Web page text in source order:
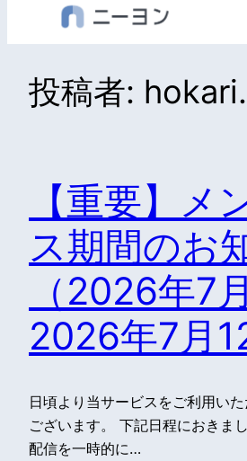
容
投稿者:
【重要】メ
ス期間のお
（2026年7
2026年7月
日頃より当サービスをご利用い
ございます。 下記日程におきま
配信を一時的に…